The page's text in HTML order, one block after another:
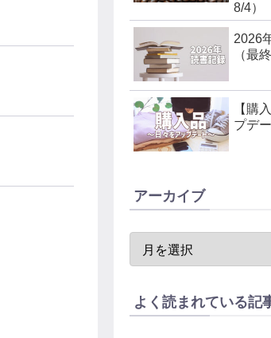
8/4）
2026
（最
【購
プデ
アーカイブ
よく読まれている記